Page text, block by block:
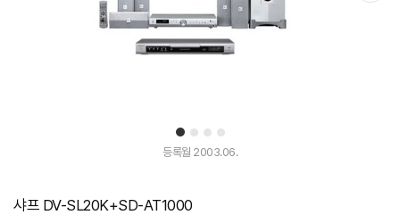
1 2 3 4
등록월 2003.06.
샤프 DV-SL20K+SD-AT1000